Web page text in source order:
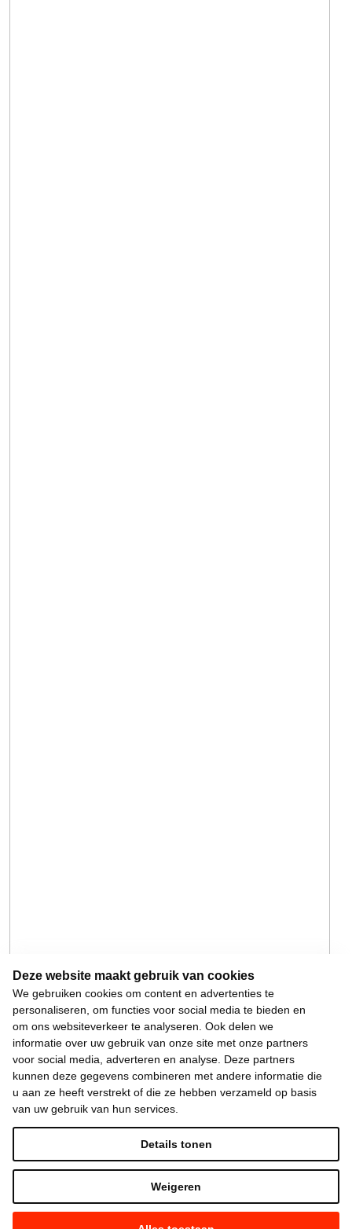
Deze website maakt gebruik van cookies
We gebruiken cookies om content en advertenties te
personaliseren, om functies voor social media te bieden en
om ons websiteverkeer te analyseren. Ook delen we
informatie over uw gebruik van onze site met onze partners
voor social media, adverteren en analyse. Deze partners
kunnen deze gegevens combineren met andere informatie die
u aan ze heeft verstrekt of die ze hebben verzameld op basis
van uw gebruik van hun services.
Weigeren
Details tonen